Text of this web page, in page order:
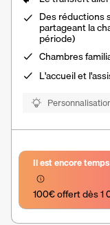
Des réductions
partageant la
période)
Chambres
L'accueil et
Il est encore
100€ offert dès 1